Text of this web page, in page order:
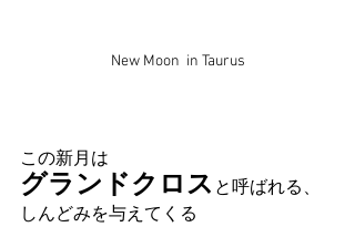
New Moon  in Taurus
この新月は
グランドクロス と呼ばれる、
しんどみを与えてくる